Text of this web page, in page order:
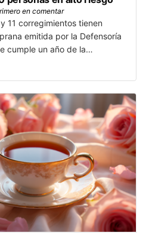
en comentar
11 corregimientos tienen
emitida por la Defensoría
cumple un año de la…